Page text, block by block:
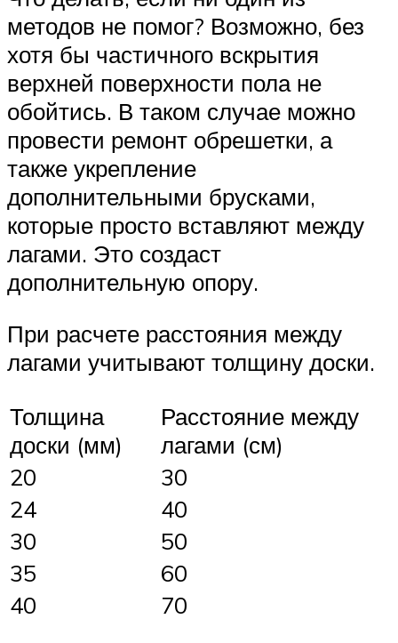
методов не помог? Возможно, без
хотя бы частичного вскрытия
верхней поверхности пола не
обойтись. В таком случае можно
провести ремонт обрешетки, а
также укрепление
дополнительными брусками,
которые просто вставляют между
лагами. Это создаст
дополнительную опору.
При расчете расстояния между
лагами учитывают толщину доски.
Толщина
доски (мм)
Расстояние между
лагами (см)
20
30
24
40
30
50
35
60
40
70